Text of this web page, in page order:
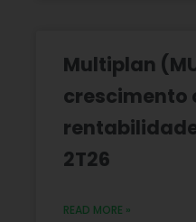
Multiplan
crescimento
2T26
READ MORE »